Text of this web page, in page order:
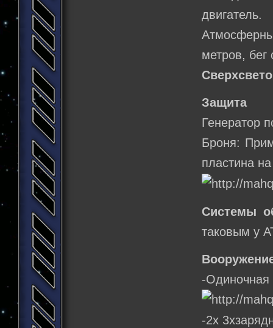
двигатель.
метров, бег
Защита
Генератор
Броня:
пластина
Системы
таковым у
-Одиночная
-2х